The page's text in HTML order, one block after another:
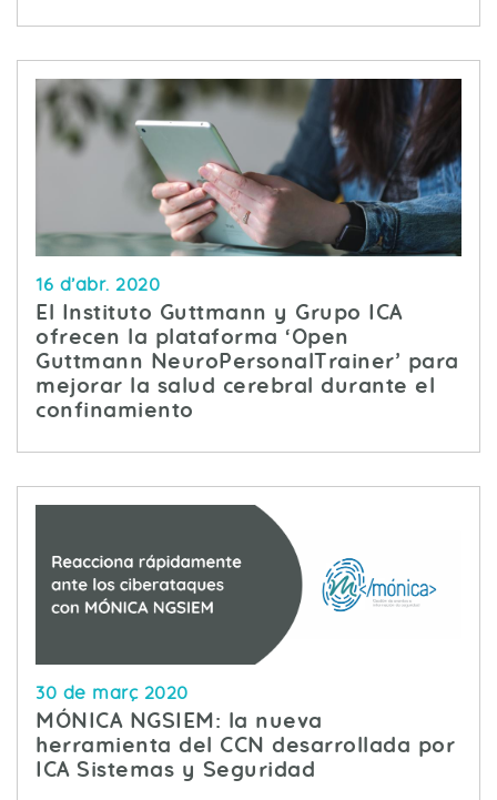
16 d’abr. 2020
El Instituto Guttmann y Grupo ICA
ofrecen la plataforma ‘Open
Guttmann NeuroPersonalTrainer’ para
mejorar la salud cerebral durante el
confinamiento
30 de març 2020
MÓNICA NGSIEM: la nueva
herramienta del CCN desarrollada por
ICA Sistemas y Seguridad